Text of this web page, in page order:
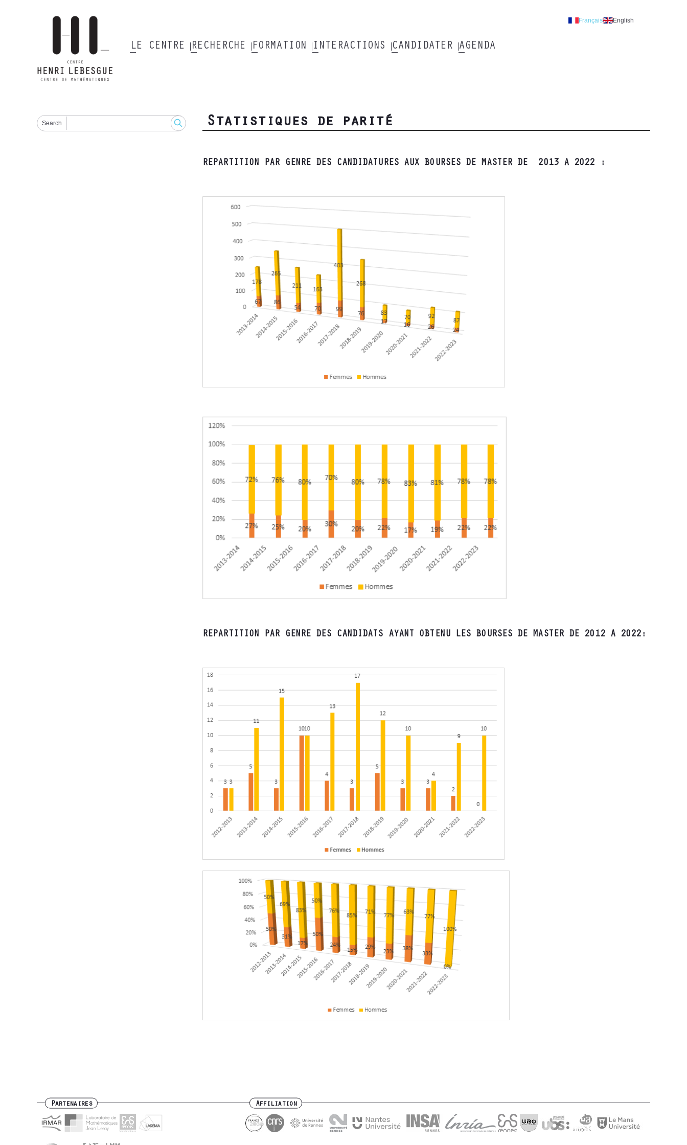
Français English
Main
LE CENTRE RECHERCHE FORMATION INTERACTIONS CANDIDATER AGENDA
Search Statistiques de parité
REPARTITION PAR GENRE DES CANDIDATURES AUX BOURSES DE MASTER DE 2013 A 2022 :
REPARTITION PAR GENRE DES CANDIDATS AYANT OBTENU LES BOURSES DE MASTER DE 2012 A 2022:
Partenaires Affiliation